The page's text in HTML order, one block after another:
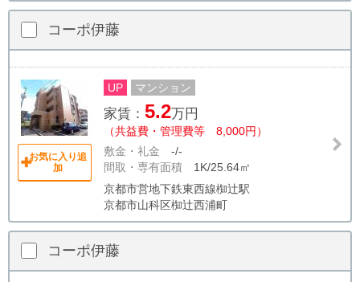
コーポ伊藤
お気に入り追
加
UP マンション
家賃： 5.2万円
（共益費・管理費等 8,000円）
敷金・礼金 -/-
間取・専有面積 1K/25.64㎡
京都市営地下鉄東西線椥辻駅
京都市山科区椥辻西浦町
コーポ伊藤